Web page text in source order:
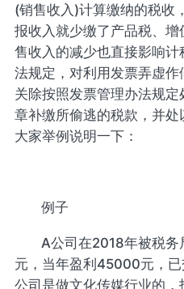
(销售收入)计算缴纳的税收
报收入就少缴了产品税、
售收入的减少也直接影响
法规定，对利用发票弄虚
关除按照发票管理办法规
章补缴所偷逃的税款，并
大家举例说明一下：
例子
A公司在2018年被税
元，当年盈利45000元，
公司是做文化传媒行业的